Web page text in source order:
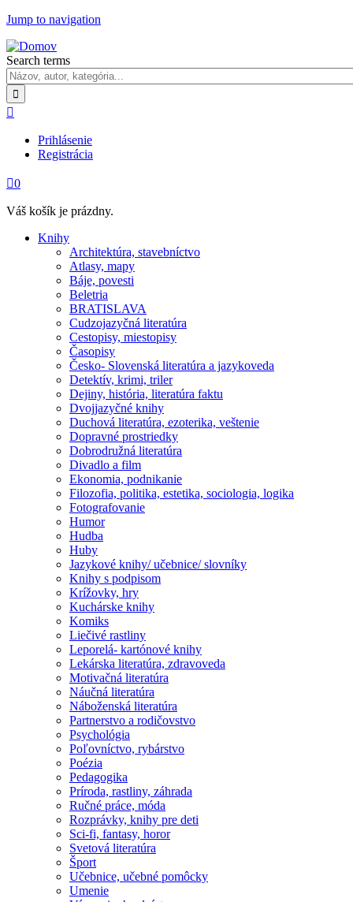
Jump to navigation
Search terms

Prihlásenie
Registrácia
0
Váš košík je prázdny.
Knihy
Architektúra, stavebníctvo
Atlasy, mapy
Báje, povesti
Beletria
BRATISLAVA
Cudzojazyčná literatúra
Cestopisy, miestopisy
Časopisy
Česko- Slovenská literatúra a jazykoveda
Detektív, krimi, triler
Dejiny, história, literatúra faktu
Dvojjazyčné knihy
Duchová literatúra, ezoterika, veštenie
Dopravné prostriedky
Dobrodružná literatúra
Divadlo a film
Ekonomia, podnikanie
Filozofia, politika, estetika, sociologia, logika
Fotografovanie
Humor
Hudba
Huby
Jazykové knihy/ učebnice/ slovníky
Knihy s podpisom
Krížovky, hry
Kuchárske knihy
Komiks
Liečivé rastliny
Leporelá- kartónové knihy
Lekárska literatúra, zdravoveda
Motivačná literatúra
Náučná literatúra
Náboženská literatúra
Partnerstvo a rodičovstvo
Psychológia
Poľovníctvo, rybárstvo
Poézia
Pedagogika
Príroda, rastliny, záhrada
Ručné práce, móda
Rozprávky, knihy pre deti
Sci-fi, fantasy, horor
Svetová literatúra
Šport
Učebnice, učebné pomôcky
Umenie